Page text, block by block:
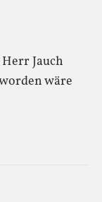
Jauch
wäre